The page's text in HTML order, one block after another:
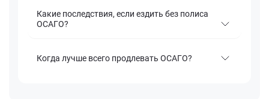
Какие последствия, если ездить без полиса
ОСАГО?
Когда лучше всего продлевать ОСАГО?